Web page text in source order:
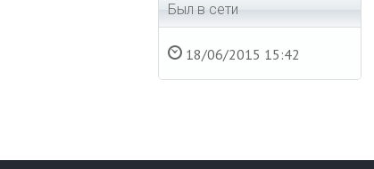
Был в сети
18/06/2015 15:42